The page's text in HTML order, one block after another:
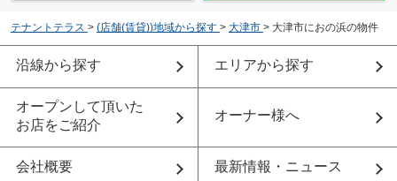
テナントテラス > (店舗(賃貸))地域から探す > 大津市 > 大津市におの浜の物件
沿線から探す エリアから探す
オープンして頂いた
お店をご紹介
オーナー様へ
会社概要 最新情報・ニュース